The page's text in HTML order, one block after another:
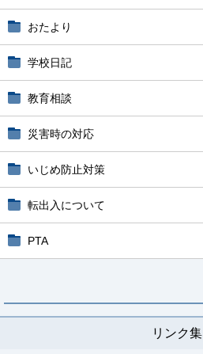
おたより
学校日記
教育相談
災害時の対応
いじめ防止対策
転出入について
PTA
リンク集